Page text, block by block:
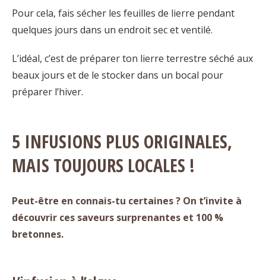
Pour cela, fais sécher les feuilles de lierre pendant
quelques jours dans un endroit sec et ventilé.
L’idéal, c’est de préparer ton lierre terrestre séché aux
beaux jours et de le stocker dans un bocal pour
préparer l’hiver.
5 INFUSIONS PLUS ORIGINALES,
MAIS TOUJOURS LOCALES !
Peut-être en connais-tu certaines ? On t’invite à
découvrir ces saveurs surprenantes et 100 %
bretonnes.